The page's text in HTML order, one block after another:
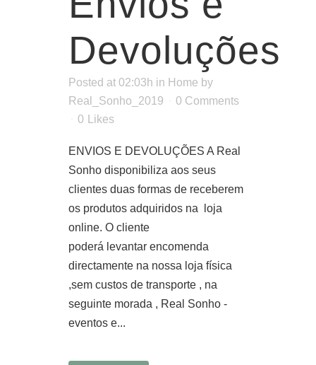
Devoluções
Posted at 02:03h in Home by
Real_Sonho_2019
0 Comments
0
Likes
ENVIOS E DEVOLUÇÕES A Real
Sonho disponibiliza aos seus
clientes duas formas de receberem
os produtos adquiridos na loja
online. O cliente
poderá levantar encomenda
directamente na nossa loja física
,sem custos de transporte , na
seguinte morada , Real Sonho -
eventos e...